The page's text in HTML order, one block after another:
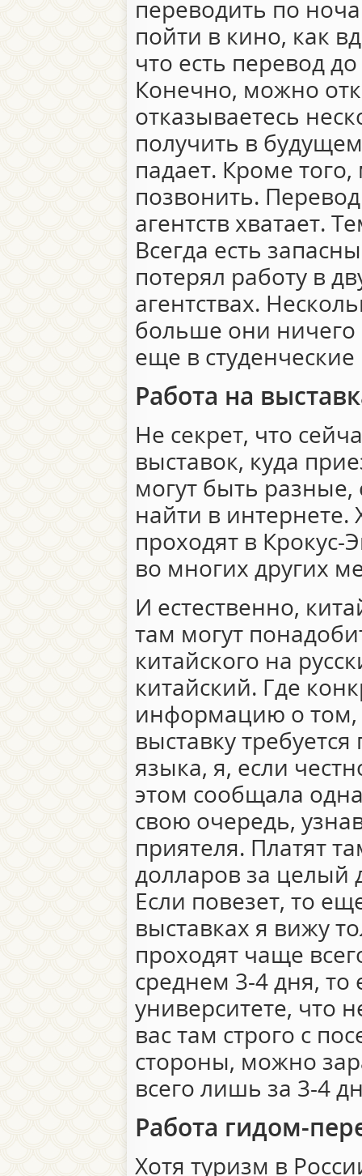
переводить по
пойти в кино, как
что есть перевод
Конечно, можно
отказываетесь
получить в
падает. Кроме
позвонить.
агентств хватает.
Всегда есть
потерял работу в
агентствах.
больше они ничего
еще в
Работа на
Не секрет, что
выставок, куда
могут быть
найти в
проходят в Крокус-
во многих других
И естественно,
там могут
китайского на
китайский. Где
информацию о том,
выставку
языка, я, если
этом сообщала
свою очередь,
приятеля. Платят
долларов за целый
Если повезет, то
выставках я вижу
проходят чаще
среднем 3-4 дня, то
университете, что
вас там строго с
стороны, можно
всего лишь за 3-4
Работа гидом-
Хотя туризм в